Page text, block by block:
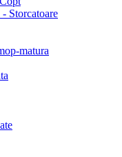
Storcatoare
matura